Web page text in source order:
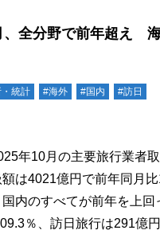
、全分野で前年超え
統計 #海外 #国内 #訪日
年10月の主要旅行業者
は4021億円で前年同月比
内のすべてが前年を上回
％、訪日旅行は291億